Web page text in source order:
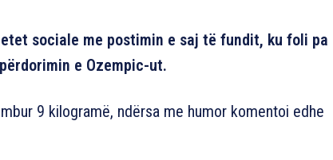
sociale me postimin e saj të fundit, ku foli pa
e Ozempic-ut.
9 kilogramë, ndërsa me humor komentoi edhe